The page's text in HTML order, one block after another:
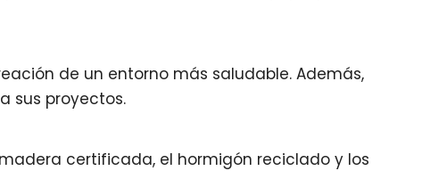
de un entorno más saludable. Además,
sus proyectos.
certificada, el hormigón reciclado y los